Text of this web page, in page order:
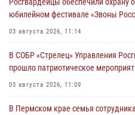
юбилейном фестивале «Звоны
03 августа 2026, 11:14
В СОБР «Стрелец» Управления
прошло патриотическое
03 августа 2026, 11:09
В Пермском крае семья